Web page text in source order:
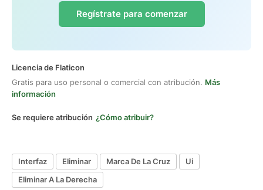
Regístrate para comenzar
Licencia de Flaticon
Gratis para uso personal o comercial con atribución. Más
información
Se requiere atribución ¿Cómo atribuir?
Interfaz Eliminar Marca De La Cruz
Ui
Eliminar A La Derecha